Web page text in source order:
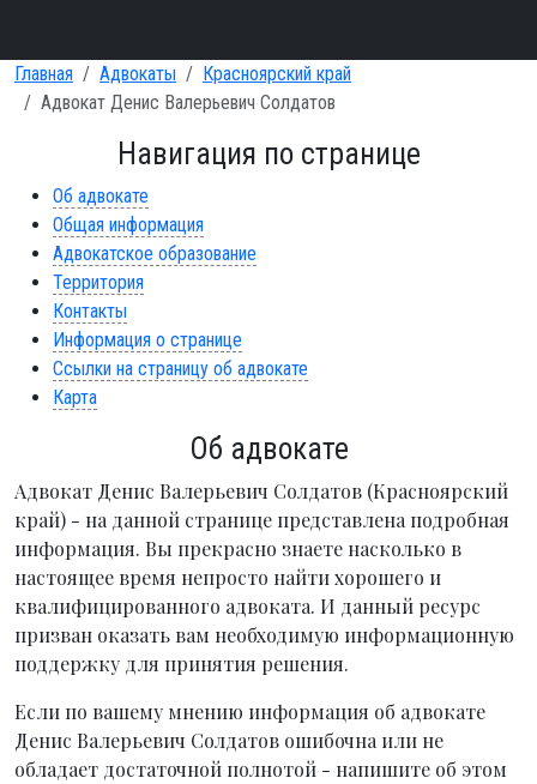
Главная Адвокаты
Красноярский край
Адвокат Денис Валерьевич Солдатов
Навигация по странице
Об адвокате
Общая информация
Адвокатское образование
Территория
Контакты
Информация о странице
Ссылки на страницу об адвокате
Карта
Об адвокате
Адвокат Денис Валерьевич Солдатов (Красноярский
край) - на данной странице представлена подробная
информация. Вы прекрасно знаете насколько в
настоящее время непросто найти хорошего и
квалифицированного адвоката. И данный ресурс
призван оказать вам необходимую информационную
поддержку для принятия решения.
Если по вашему мнению информация об адвокате
Денис Валерьевич Солдатов ошибочна или не
обладает достаточной полнотой - напишите об этом